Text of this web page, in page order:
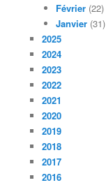
Février (22)
Janvier (31)
2025
2024
2023
2022
2021
2020
2019
2018
2017
2016